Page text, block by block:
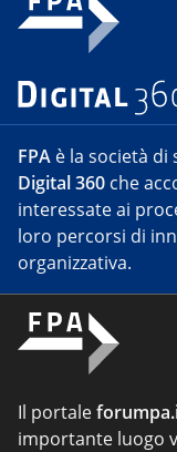
FPA è la società di
Digital 360 che
interessate ai
loro percorsi di
organizzativa.
Il portale
importante luogo